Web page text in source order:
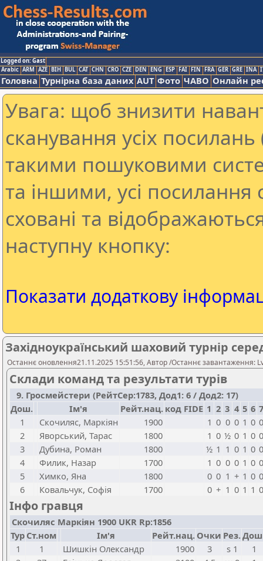
Logged on: Gast
Arabic ARM AZE BIH BUL CAT CHN CRO CZE DEN ENG ESP FAI FIN FRA GER GRE INA
Головна Турнірна база даних AUT Фото ЧАВО Онлайн
Увага: щоб знизити
сканування усіх
такими пошуковими
та іншими, усі посилання
сховані та
наступну кнопку:
Показати додаткову
Західноукраїнський шаховий турнір
Останнє оновлення21.11.2025 15:51:56, Автор /Останнє завантаження:
Склади команд та результати турів
9. Гросмейстери (РейтСер:1783, Дод1: 6 / Дод2: 17)
Дош.
Ім'я Рейт.нац. код FIDE 1 2 3 4 5 6 7
1
Скочиляс, Маркіян 1900 1 0 0 0 1 0 0
2
Яворський, Тарас 1800 1 0 ½ 0 1 0 0
3
Дубина, Роман 1800 ½ 1 1 0 1 0 0
4
Филик, Назар 1700 1 0 0 0 1 0 0
5
Химко, Яна 1800 0 0 1 + 1 0 0
6
Ковальчук, Софія 1700 0 + 1 0 1 1 0
Інфо гравця
Скочиляс Маркіян 1900 UKR Rp:1856
Тур Ст.ном Ім'я Рейт.нац. Очки Рез.
1
1 Шишкін Олександр 1900 3 s 1
1